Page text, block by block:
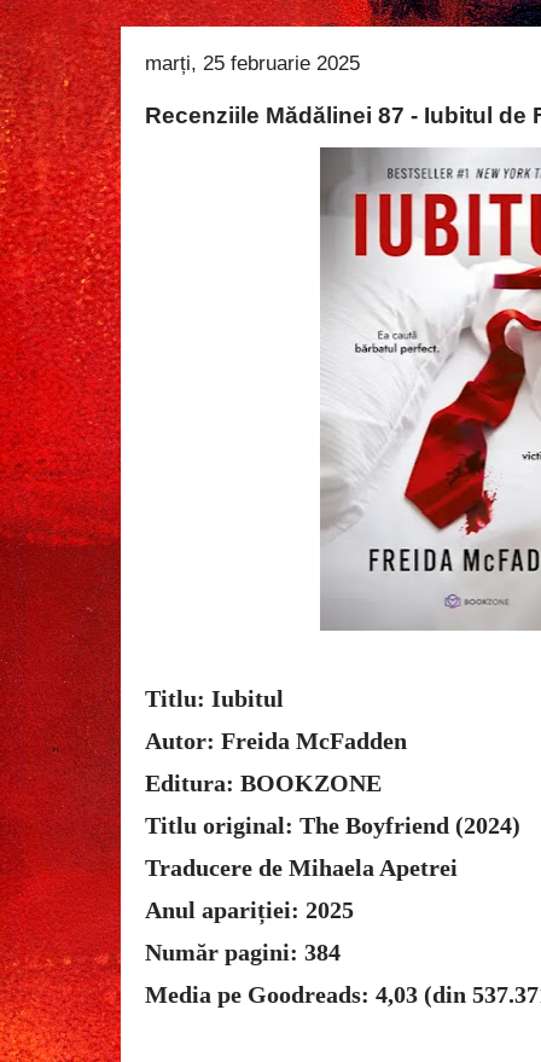
marți, 25 februarie 2025
Recenziile Mădălinei 87 - Iubitul de
Titlu: Iubitul
Autor: Freida McFadden
Editura: BOOKZONE
Titlu original: The Boyfriend (2024)
Traducere de Mihaela Apetrei
Anul apariției: 2025
Număr pagini: 384
Media pe Goodreads: 4,03 (din